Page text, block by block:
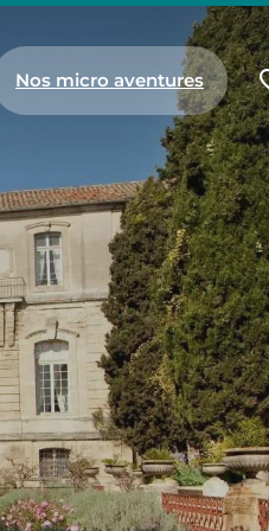
Nos micro aventures